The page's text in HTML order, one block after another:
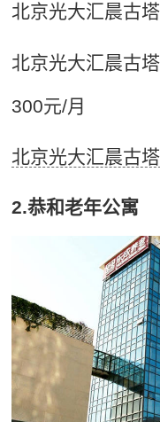
北京光大汇晨古
北京光大汇晨古
300元/月
北京光大汇晨古
2.恭和老年公寓